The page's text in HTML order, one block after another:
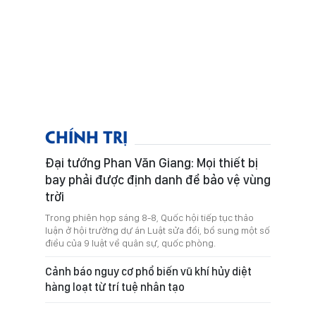
CHÍNH TRỊ
Đại tướng Phan Văn Giang: Mọi thiết bị
bay phải được định danh để bảo vệ vùng
trời
Trong phiên họp sáng 8-8, Quốc hội tiếp tục thảo
luận ở hội trường dự án Luật sửa đổi, bổ sung một số
điều của 9 luật về quân sự, quốc phòng.
Cảnh báo nguy cơ phổ biến vũ khí hủy diệt
hàng loạt từ trí tuệ nhân tạo